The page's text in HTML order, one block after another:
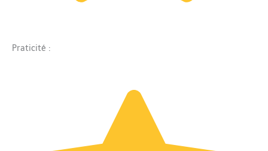
Praticité :